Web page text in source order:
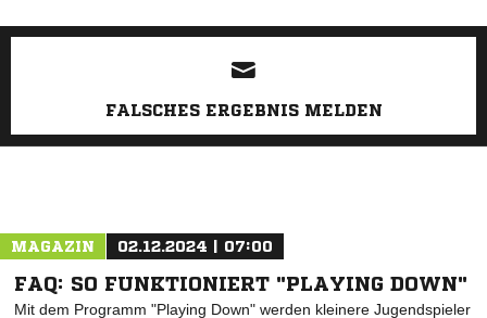
ANZEIGE
FALSCHES ERGEBNIS MELDEN
MAGAZIN 02.12.2024 | 07:00
FAQ: SO FUNKTIONIERT "PLAYING DOWN"
Mit dem Programm "Playing Down" werden kleinere Jugendspieler